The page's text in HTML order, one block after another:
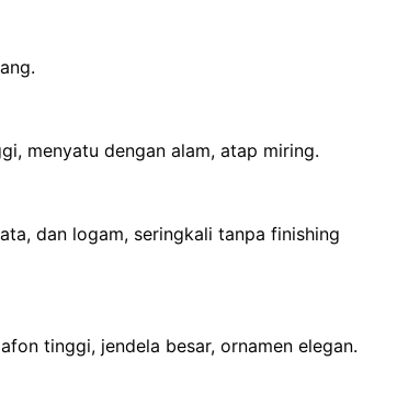
menyatu dengan alam, atap miring.
dan logam, seringkali tanpa finishing
tinggi, jendela besar, ornamen elegan.